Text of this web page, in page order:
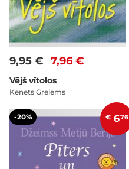
7,96 €
9,95 €
Vējš vītolos
Kenets Greiems
-20% € 676